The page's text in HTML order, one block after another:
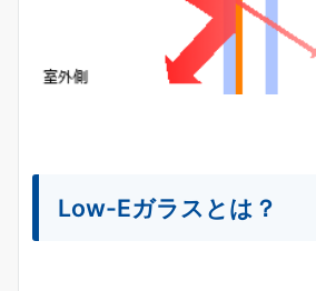
Low-Eガラスとは？